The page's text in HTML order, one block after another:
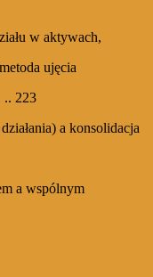
w aktywach,
ujęcia
.. 223
a konsolidacja
a wspólnym